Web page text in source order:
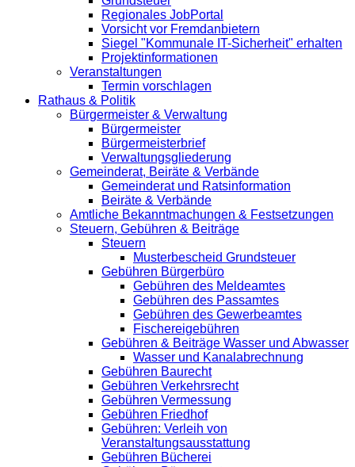
Regionales JobPortal
Vorsicht vor Fremdanbietern
Siegel "Kommunale IT-Sicherheit" erhalten
Projektinformationen
Veranstaltungen
Termin vorschlagen
Rathaus & Politik
Bürgermeister & Verwaltung
Bürgermeister
Bürgermeisterbrief
Verwaltungsgliederung
Gemeinderat, Beiräte & Verbände
Gemeinderat und Ratsinformation
Beiräte & Verbände
Amtliche Bekanntmachungen & Festsetzungen
Steuern, Gebühren & Beiträge
Steuern
Musterbescheid Grundsteuer
Gebühren Bürgerbüro
Gebühren des Meldeamtes
Gebühren des Passamtes
Gebühren des Gewerbeamtes
Fischereigebühren
Gebühren & Beiträge Wasser und Abwasser
Wasser und Kanalabrechnung
Gebühren Baurecht
Gebühren Verkehrsrecht
Gebühren Vermessung
Gebühren Friedhof
Gebühren: Verleih von
Veranstaltungsausstattung
Gebühren Bücherei